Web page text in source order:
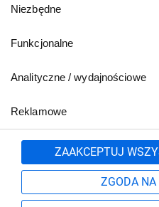
zgody
Niezbędne
Funkcjonalne
Analityczne / wydajnościowe
Reklamowe
ZAAKCEPTUJ
ZGODA NA
emisji CO
2
Przejrzystość
RoHS/REACh
801 500 700